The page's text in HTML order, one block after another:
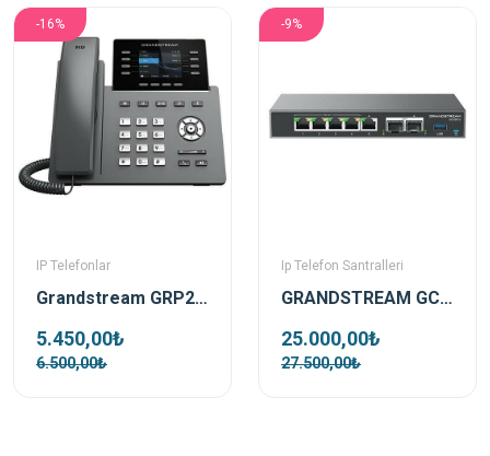
-16%
IP Telefonlar
Grandstream GRP2624 Ip Telefon
5.450,00₺
6.500,00₺
-9%
Ip Telefon Santralleri
GRANDSTREAM GCC6010 Telefon Santrali ,Wifi Controller ve Firewall
25.000,00₺
27.500,00₺